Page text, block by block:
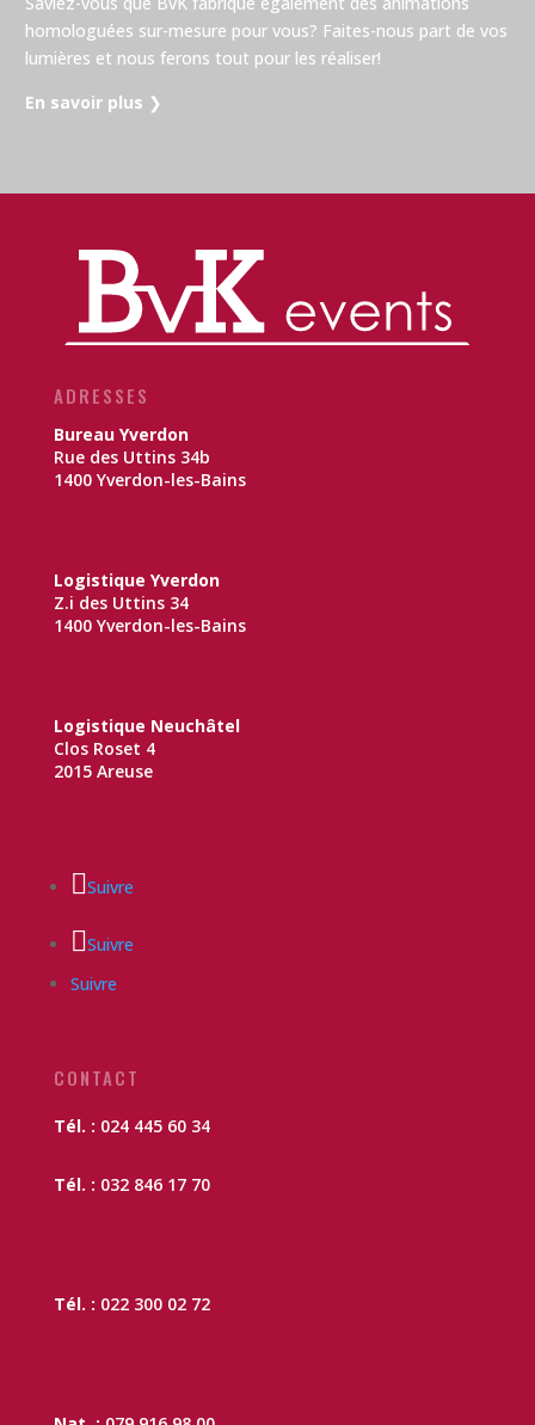
homologuées sur-mesure pour vous? Faites-nous part de vos
lumières et nous ferons tout pour les réaliser!
En savoir plus ❯
ADRESSES
Bureau Yverdon
Rue des Uttins 34b
1400 Yverdon-les-Bains
Logistique Yverdon
Z.i des Uttins 34
1400 Yverdon-les-Bains
Logistique Neuchâtel
Clos Roset 4
2015 Areuse
Suivre
Suivre
Suivre
CONTACT
Tél. : 024 445 60 34
Tél. : 032 846 17 70
Tél. : 022 300 02 72